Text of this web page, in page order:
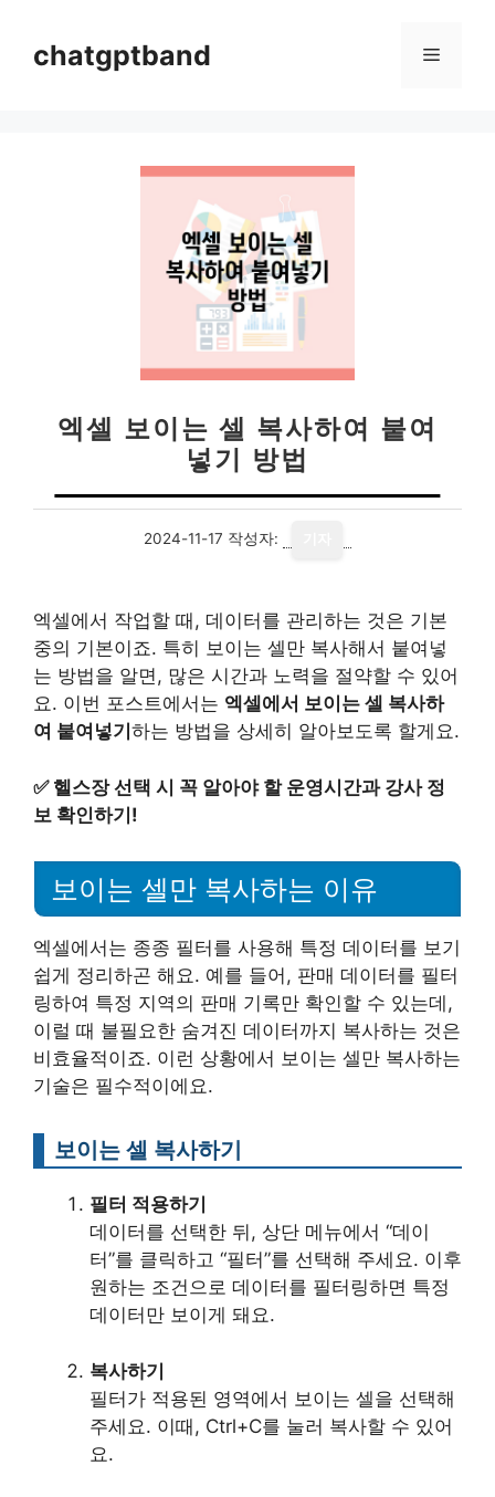
chatgptband 메
엑셀 보이는 셀 복사하여 붙여
넣기 방법
2024-11-17 작성자:
엑셀에서 작업할 때, 데이터를 관리하는 것은 기본
중의 기본이죠. 특히 보이는 셀만 복사해서 붙여넣
는 방법을 알면, 많은 시간과 노력을 절약할 수 있어
요. 이번 포스트에서는 엑셀에서 보이는 셀 복사하
여 붙여넣기 하는 방법을 상세히 알아보도록 할게요.
✅ 헬스장 선택 시 꼭 알아야 할 운영시간과 강사 정
보 확인하기!
보이는 셀만 복사하는 이유
엑셀에서는 종종 필터를 사용해 특정 데이터를 보기
쉽게 정리하곤 해요. 예를 들어, 판매 데이터를 필터
링하여 특정 지역의 판매 기록만 확인할 수 있는데,
이럴 때 불필요한 숨겨진 데이터까지 복사하는 것은
비효율적이죠. 이런 상황에서 보이는 셀만 복사하는
기술은 필수적이에요.
보이는 셀 복사하기
필터 적용하기
데이터를 선택한 뒤, 상단 메뉴에서 “데이
터”를 클릭하고 “필터”를 선택해 주세요. 이후
원하는 조건으로 데이터를 필터링하면 특정
데이터만 보이게 돼요.
복사하기
필터가 적용된 영역에서 보이는 셀을 선택해
주세요. 이때, Ctrl+C를 눌러 복사할 수 있어
요.